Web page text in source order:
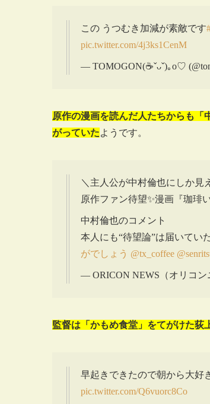
この うつむき加減が素敵です
pic.twitter.com/4j3ks1CenM
— TOMOGON(☕️ˇᴗˇ)｡o♡
原作の漫画を読んだ人たちからも
がっていたようです。
＼主人公が中村倫也にしか見
原作ファン待望✨漫画『珈琲
中村倫也のコメント
本人にも“待望論”は届いてい
がでしょう @tx_coffee
— ORICON NEWS（オリコン
監督は「かもめ食堂」をてがけた荻
早起きできたので朝から大好
pic.twitter.com/Q6vuorc8Co